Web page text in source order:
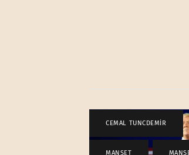
CEMAL TUNCDEMİR ,
MANŞET ,